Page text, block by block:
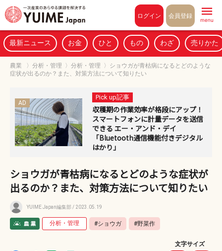
ログイン 会員登録
menu
最新ニュース お金 ひと もの わざ 売りかた
農業 〉 分析・管理 〉 分析・管理 〉 ショウガが青枯病になるとどのような
症状が出るのか？また、対策方法について知りたい
AD
Pick up記事
収穫期の作業効率が格段にアップ！
スマートフォンに計量データを送信
できる エー・アンド・デイ
「Bluetooth通信機能付きデジタル
はかり」
ショウガが青枯病になるとどのような症状が
出るのか？また、対策方法について知りたい
YUIME Japan編集部 / 2023.05.19
分析・管理 #ショウガ #野菜作
文字サイズ